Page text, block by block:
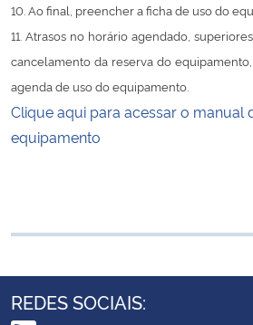
Planalto
10. Ao final, preencher a ficha de uso do
11. Atrasos no horário agendado,
cancelamento da reserva do
agenda de uso do equipamento.
Clique aqui para acessar o manual
equipamento
REDES SOCIAIS: